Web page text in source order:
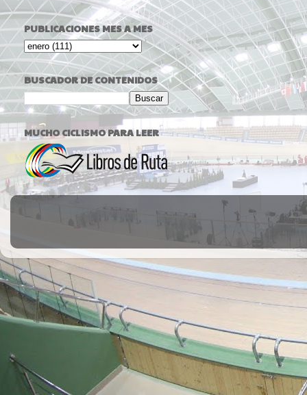
PUBLICACIONES MES A MES
BUSCADOR DE CONTENIDOS
MUCHO CICLISMO PARA LEER